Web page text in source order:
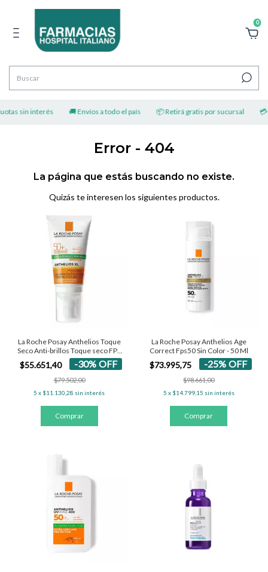
0
sin interés 🚚 Envíos a todo el país 📦 Retirá gratis por sucursal 💳
Error - 404
La página que estás buscando no existe.
Quizás te interesen los siguientes productos.
La Roche Posay Anthelios Toque
Seco Anti-brillos Toque seco FPS
50+ - Con Color 50 Ml
$55.651,40 -30%OFF
$79.502,00
5 x $11.130,28 sin interés
La Roche Posay Anthelios Age
Correct Fps50 Sin Color - 50 Ml
$73.995,75 -25% OFF
$98.661,00
5 x $14.799,15 sin interés